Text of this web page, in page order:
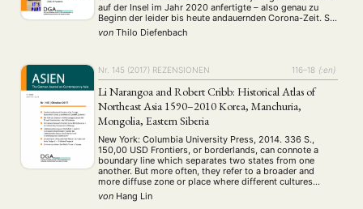
auf der Insel im Jahr 2020 anfertigte – also genau zu
Beginn der leider bis heute andauernden Corona-Zeit. Sie
besuchte dort einen Intensiv-Sprachkurs und übersetzte
Gedichte von taiwanischen Lyrikerinnen. Wie sie im
von Thilo Diefenbach
Nr. 145 (2017) REZENSIONEN 116–18 {:en}
Li Narangoa and Robert Cribb: Historical Atlas of
Northeast Asia 1590–2010 Korea, Manchuria,
Mongolia, Eastern Siberia
New York: Columbia University Press, 2014. 336 S.,
150,00 USD Frontiers, or borderlands, can connote a
boundary line which separates two states from one
another. But more often, they refer to a broader and
more diffuse zone or place where different cultures
mingle and meet. This is particularly true when dealing
with lands where national …
von Hang Lin